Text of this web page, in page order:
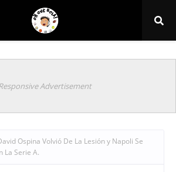
Advertisement
Ospina Volvió De La Lesión y Napoli Se
La Serie A.